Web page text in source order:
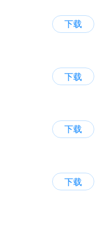
下载
下载
下载
下载